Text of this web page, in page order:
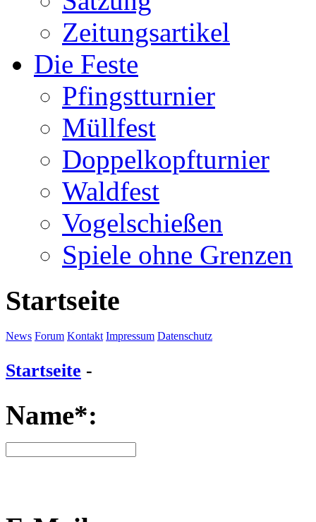
Zeitungsartikel
Die Feste
Pfingstturnier
Müllfest
Doppelkopfturnier
Waldfest
Vogelschießen
Spiele ohne Grenzen
Startseite
News Forum Kontakt Impressum Datenschutz
Startseite -
Name*: